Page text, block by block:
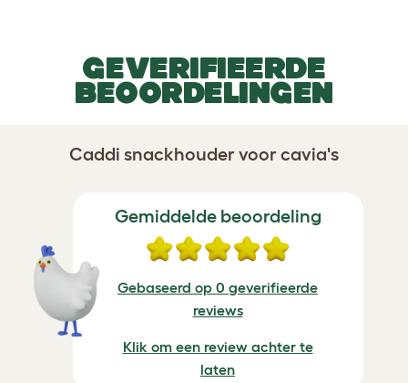
GEVERIFIEERDE
BEOORDELINGEN
Caddi snackhouder voor cavia's
Gemiddelde beoordeling
Gebaseerd op 0 geverifieerde
reviews
Klik om een review achter te
laten